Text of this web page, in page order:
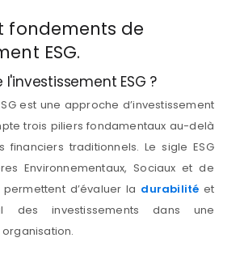
fondements de
ESG.
ESG ?
est une approche d’investissement
trois piliers fondamentaux au-delà
financiers traditionnels. Le sigle ESG
Environnementaux, Sociaux et de
d’évaluer la durabilité et
des investissements dans une